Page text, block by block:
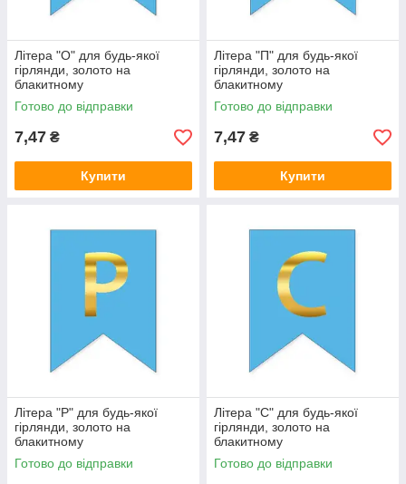
Літера "О" для будь-якої
гірлянди, золото на
блакитному
Готово до відправки
7,47 ₴
Купити
Літера "П" для будь-якої
гірлянди, золото на
блакитному
Готово до відправки
7,47 ₴
Купити
Літера "Р" для будь-якої
гірлянди, золото на
блакитному
Готово до відправки
Літера "С" для будь-якої
гірлянди, золото на
блакитному
Готово до відправки